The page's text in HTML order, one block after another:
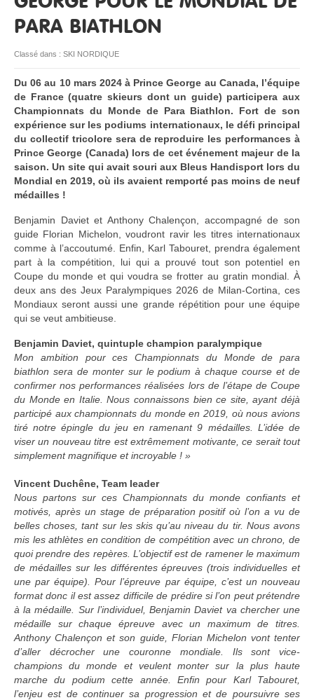
RESSOURCES
PARA BIATHLON
Classé dans : SKI NORDIQUE
Du 06 au 10 mars 2024 à Prince George au Canada, l’équipe
de France (quatre skieurs dont un guide) participera aux
Championnats du Monde de Para Biathlon. Fort de son
expérience sur les podiums internationaux, le défi principal
du collectif tricolore sera de reproduire les performances à
Prince George (Canada) lors de cet événement majeur de la
saison. Un site qui avait souri aux Bleus Handisport lors du
Mondial en 2019, où ils avaient remporté pas moins de neuf
médailles !
Benjamin Daviet et Anthony Chalençon, accompagné de son
guide Florian Michelon, voudront ravir les titres internationaux
comme à l’accoutumé. Enfin, Karl Tabouret, prendra également
part à la compétition, lui qui a prouvé tout son potentiel en
Coupe du monde et qui voudra se frotter au gratin mondial. À
deux ans des Jeux Paralympiques 2026 de Milan-Cortina, ces
Mondiaux seront aussi une grande répétition pour une équipe
qui se veut ambitieuse.
Benjamin Daviet, quintuple champion paralympique
Mon ambition pour ces Championnats du Monde de para
biathlon sera de monter sur le podium à chaque course et de
confirmer nos performances réalisées lors de l’étape de Coupe
du Monde en Italie. Nous connaissons bien ce site, ayant déjà
participé aux championnats du monde en 2019, où nous avions
tiré notre épingle du jeu en ramenant 9 médailles. L’idée de
viser un nouveau titre est extrêmement motivante, ce serait tout
simplement magnifique et incroyable ! »
Vincent Duchêne, Team leader
Nous partons sur ces Championnats du monde confiants et
motivés, après un stage de préparation positif où l’on a vu de
belles choses, tant sur les skis qu’au niveau du tir. Nous avons
mis les athlètes en condition de compétition avec un chrono, de
quoi prendre des repères. L’objectif est de ramener le maximum
de médailles sur les différentes épreuves (trois individuelles et
une par équipe). Pour l’épreuve par équipe, c’est un nouveau
format donc il est assez difficile de prédire si l’on peut prétendre
à la médaille. Sur l’individuel, Benjamin Daviet va chercher une
médaille sur chaque épreuve avec un maximum de titres.
Anthony Chalençon et son guide, Florian Michelon vont tenter
d’aller décrocher une couronne mondiale. Ils sont vice-
champions du monde et veulent monter sur la plus haute
marche du podium cette année. Enfin pour Karl Tabouret,
l’enjeu est de continuer sa progression et de poursuivre ses